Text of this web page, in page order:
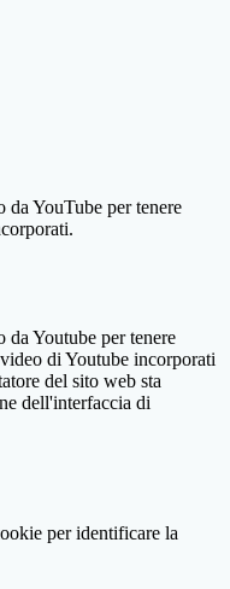
da YouTube per tenere
da Youtube per tenere
di Youtube incorporati
del sito web sta
dell'interfaccia di
per identificare la